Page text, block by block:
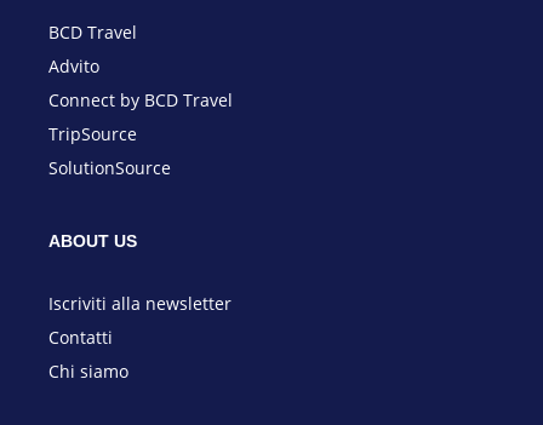
BCD Travel
Advito
Connect by BCD Travel
TripSource
SolutionSource
ABOUT US
Iscriviti alla newsletter
Contatti
Chi siamo